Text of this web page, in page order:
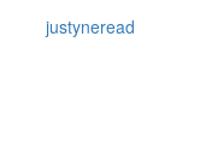
justyneread